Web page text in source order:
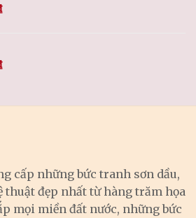
cấp những bức tranh sơn dầu,
đẹp nhất từ hàng trăm họa
mọi miền đất nước, những bức